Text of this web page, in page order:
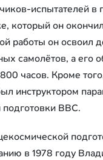
испытателей в
который он
работы он освоил
самолётов, а его
часов. Кроме
инструктором
подготовки ВВС.
в 1978 году